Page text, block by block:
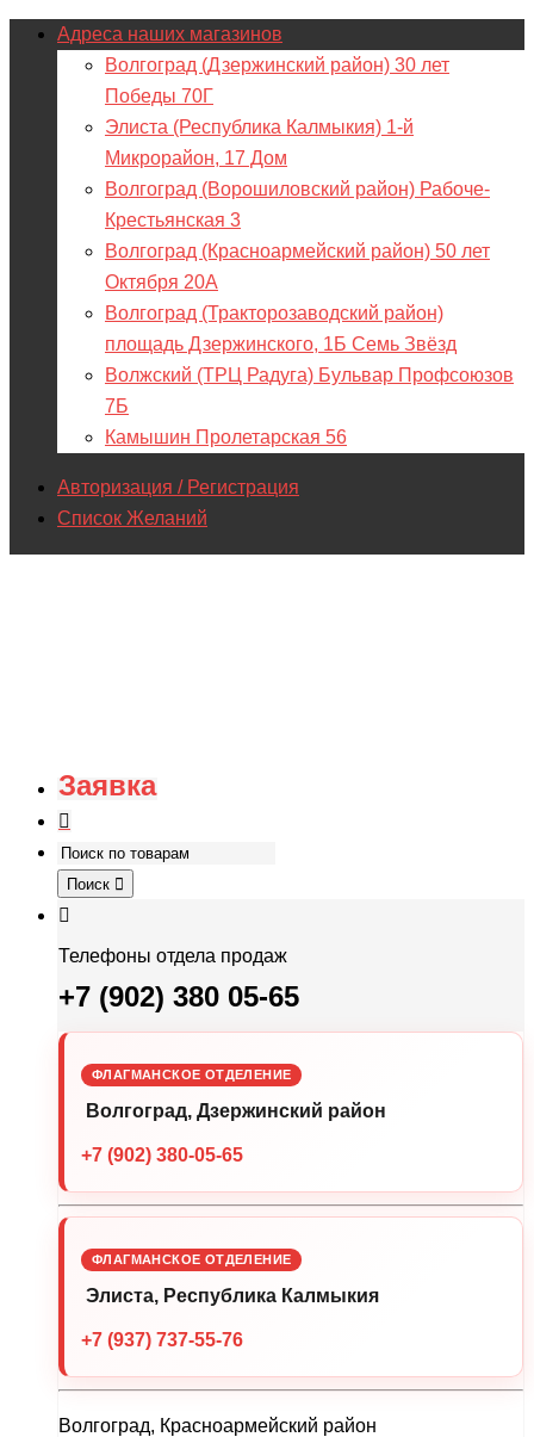
Адреса наших магазинов
Волгоград (Дзержинский район) 30 лет
Победы 70Г
Элиста (Республика Калмыкия) 1-й
Микрорайон, 17 Дом
Волгоград (Ворошиловский район) Рабоче-
Крестьянская 3
Волгоград (Красноармейский район) 50 лет
Октября 20А
Волгоград (Тракторозаводский район)
площадь Дзержинского, 1Б Семь Звёзд
Волжский (ТРЦ Радуга) Бульвар Профсоюзов
7Б
Камышин Пролетарская 56
Авторизация / Регистрация
Список Желаний
Заявка
Поиск
Телефоны отдела продаж
+7 (902) 380 05-65
ФЛАГМАНСКОЕ ОТДЕЛЕНИЕ
Волгоград, Дзержинский район
+7 (902) 380-05-65
ФЛАГМАНСКОЕ ОТДЕЛЕНИЕ
Элиста, Республика Калмыкия
+7 (937) 737-55-76
Волгоград, Красноармейский район